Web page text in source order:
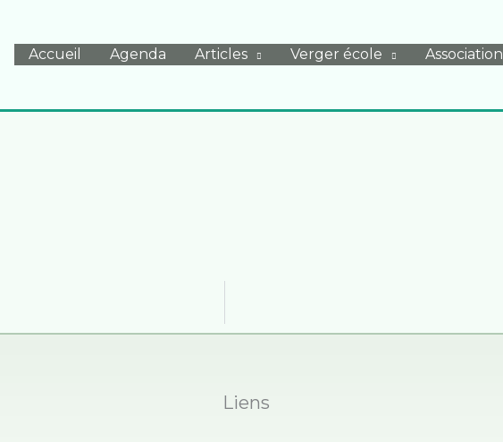
Accueil Agenda Articles Verger école Association
Liens